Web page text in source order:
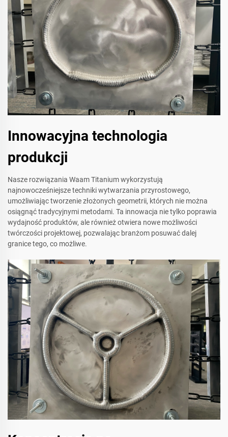
Innowacyjna technologia
produkcji
Nasze rozwiązania Waam Titanium wykorzystują
najnowocześniejsze techniki wytwarzania przyrostowego,
umożliwiając tworzenie złożonych geometrii, których nie można
osiągnąć tradycyjnymi metodami. Ta innowacja nie tylko poprawia
wydajność produktów, ale również otwiera nowe możliwości
twórczości projektowej, pozwalając branżom posuwać dalej
granice tego, co możliwe.